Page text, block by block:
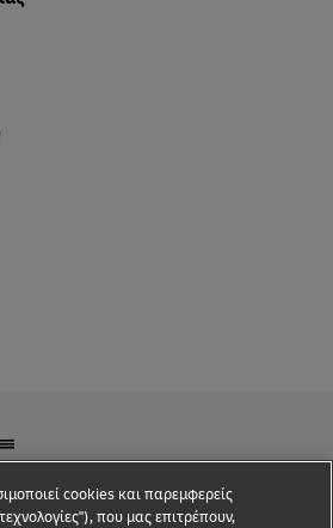
απάτης
cookies και παρεμφερείς
που μας επιτρέπουν,